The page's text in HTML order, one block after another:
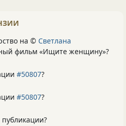
на © Светлана
фильм «Ищите женщину»?
#50807?
#50807?
публикации?